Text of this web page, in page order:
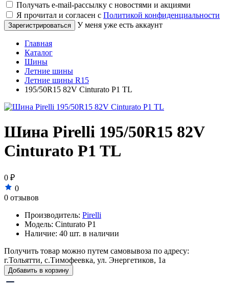
Получать e-mail-рассылку с новостями и акциями
Я прочитал и согласен с Политикой конфиденциальности
У меня уже есть аккаунт
Главная
Каталог
Шины
Летние шины
Летние шины R15
195/50R15 82V Cinturato P1 TL
Шина Pirelli 195/50R15 82V
Cinturato P1 TL
0 ₽
0
0 отзывов
Производитель: Pirelli
Модель: Cinturato P1
Наличие: 40 шт. в наличии
Получить товар можно путем самовывоза по адресу:
г.Тольятти, с.Тимофеевка, ул. Энергетиков, 1а
Добавить в корзину